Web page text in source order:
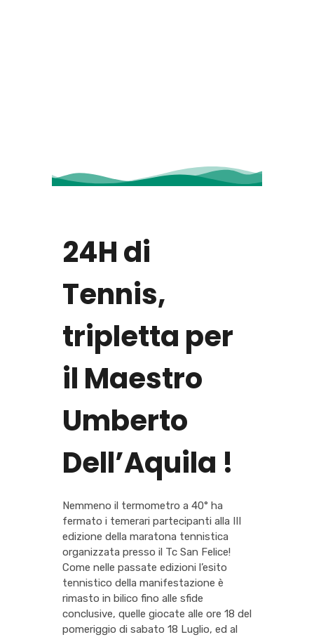
24H di
Tennis,
tripletta per
il Maestro
Umberto
Dell’Aquila !
Nemmeno il termometro a 40° ha
fermato i temerari partecipanti alla III
edizione della maratona tennistica
organizzata presso il Tc San Felice!
Come nelle passate edizioni l’esito
tennistico della manifestazione è
rimasto in bilico fino alle sfide
conclusive, quelle giocate alle ore 18 del
pomeriggio di sabato 18 Luglio, ed al